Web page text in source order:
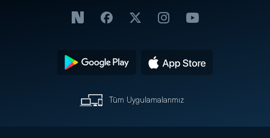
Tüm Uygulamalarımız